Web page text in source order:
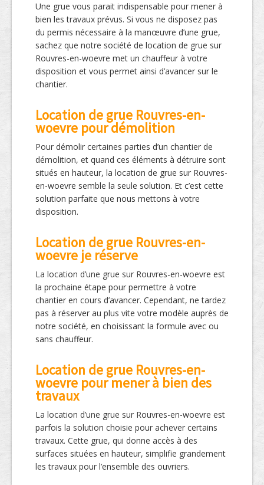
Une grue vous parait indispensable pour mener à
bien les travaux prévus. Si vous ne disposez pas
du permis nécessaire à la manœuvre d’une grue,
sachez que notre société de location de grue sur
Rouvres-en-woevre met un chauffeur à votre
disposition et vous permet ainsi d’avancer sur le
chantier.
Location de grue Rouvres-en-
woevre pour démolition
Pour démolir certaines parties d’un chantier de
démolition, et quand ces éléments à détruire sont
situés en hauteur, la location de grue sur Rouvres-
en-woevre semble la seule solution. Et c’est cette
solution parfaite que nous mettons à votre
disposition.
Location de grue Rouvres-en-
woevre je réserve
La location d’une grue sur Rouvres-en-woevre est
la prochaine étape pour permettre à votre
chantier en cours d’avancer. Cependant, ne tardez
pas à réserver au plus vite votre modèle auprès de
notre société, en choisissant la formule avec ou
sans chauffeur.
Location de grue Rouvres-en-
woevre pour mener à bien des
travaux
La location d’une grue sur Rouvres-en-woevre est
parfois la solution choisie pour achever certains
travaux. Cette grue, qui donne accès à des
surfaces situées en hauteur, simplifie grandement
les travaux pour l’ensemble des ouvriers.